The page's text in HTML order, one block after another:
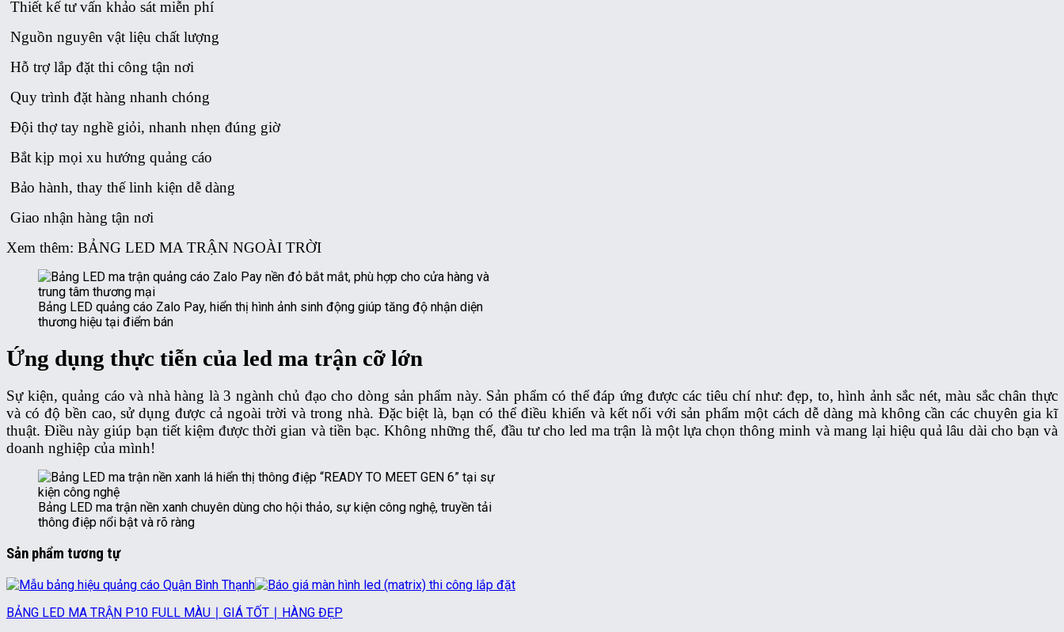
Thiết kế tư vấn khảo sát miễn phí
Nguồn nguyên vật liệu chất lượng
Hỗ trợ lắp đặt thi công tận nơi
Quy trình đặt hàng nhanh chóng
Đội thợ tay nghề giỏi, nhanh nhẹn đúng giờ
Bắt kịp mọi xu hướng quảng cáo
Bảo hành, thay thế linh kiện dễ dàng
Giao nhận hàng tận nơi
Xem thêm: BẢNG LED MA TRẬN NGOÀI TRỜI
Bảng LED quảng cáo Zalo Pay, hiển thị hình ảnh sinh động giúp tăng độ nhận diện
thương hiệu tại điểm bán
Ứng dụng thực tiễn của led ma trận cỡ lớn
Sự kiện, quảng cáo và nhà hàng là 3 ngành chủ đạo cho dòng sản phẩm này. Sản phẩm có thể đáp ứng được các tiêu chí như: đẹp, to, hình ảnh sắc nét, màu sắc chân thực
và có độ bền cao, sử dụng được cả ngoài trời và trong nhà. Đặc biệt là, bạn có thể điều khiển và kết nối với sản phẩm một cách dễ dàng mà không cần các chuyên gia kĩ
thuật. Điều này giúp bạn tiết kiệm được thời gian và tiền bạc. Không những thế, đầu tư cho led ma trận là một lựa chọn thông minh và mang lại hiệu quả lâu dài cho bạn và
doanh nghiệp của mình!
Bảng LED ma trận nền xanh chuyên dùng cho hội thảo, sự kiện công nghệ, truyền tải
thông điệp nổi bật và rõ ràng
Sản phẩm tương tự
BẢNG LED MA TRẬN P10 FULL MÀU ∣ GIÁ TỐT ∣ HÀNG ĐẸP